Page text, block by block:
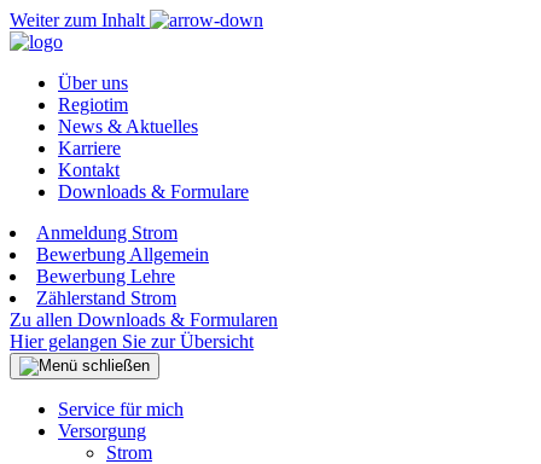
Weiter zum Inhalt
Über uns
Regiotim
News & Aktuelles
Karriere
Kontakt
Downloads & Formulare
Anmeldung Strom
Bewerbung Allgemein
Bewerbung Lehre
Zählerstand Strom
Zu allen Downloads & Formularen
Hier gelangen Sie zur Übersicht
Service für mich
Versorgung
Strom